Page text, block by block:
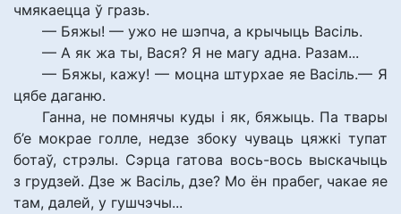
чмякаецца ў гразь.
— Бяжы! — ужо не шэпча, а крычыць Васіль.
— А як жа ты, Вася? Я не магу адна. Разам...
— Бяжы, кажу! — моцна штурхае яе Васіль.— Я
цябе даганю.
Ганна, не помнячы куды і як, бяжыць. Па твары
б’е мокрае голле, недзе збоку чуваць цяжкі тупат
ботаў, стрэлы. Сэрца гатова вось-вось выскачыць
з грудзей. Дзе ж Васіль, дзе? Мо ён прабег, чакае яе
там, далей, у гушчэчы...